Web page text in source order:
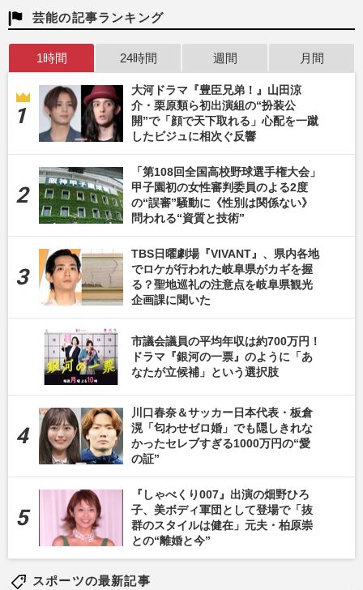
芸能の記事ランキング
1時間 24時間 週間 月間
大河ドラマ『豊臣兄弟！』山田涼
介・栗原類ら初出演組の“扮装公
開”で「顔で天下取れる」心配を一蹴
したビジュに相次ぐ反響
「第108回全国高校野球選手権大会」
甲子園初の女性審判委員のよる2度
の“誤審”騒動に《性別は関係ない》
問われる“資質と技術”
TBS日曜劇場『VIVANT』、県内各地
でロケが行われた岐阜県がカギを握
る？聖地巡礼の注意点を岐阜県観光
企画課に聞いた
市議会議員の平均年収は約700万円！
ドラマ『銀河の一票』のように「あ
なたが立候補」という選択肢
川口春奈＆サッカー日本代表・板倉
滉「匂わせゼロ婚」でも隠しきれな
かったセレブすぎる1000万円の“愛
の証”
『しゃべくり007』出演の畑野ひろ
子、美ボディ軍団として登場で「抜
群のスタイルは健在」元夫・柏原崇
との“離婚と今”
スポーツの最新記事